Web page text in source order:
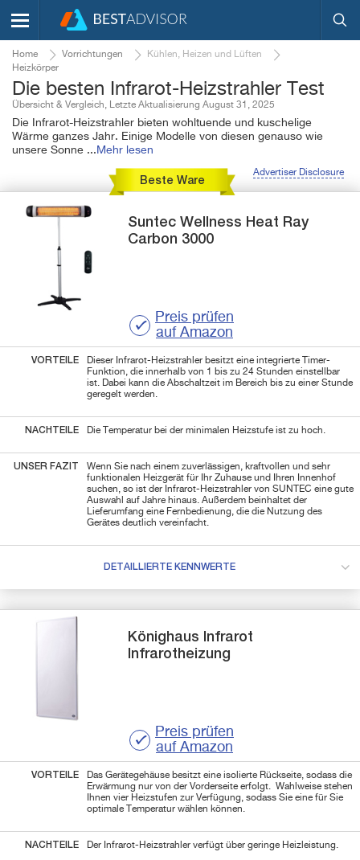
Home Vorrichtungen
Kühlen, Heizen und Lüften
Heizkörper
Die besten Infrarot-Heizstrahler Test
Übersicht & Vergleich, Letzte Aktualisierung August 31, 2025
Die Infrarot-Heizstrahler bieten wohltuende und kuschelige
Wärme ganzes Jahr. Einige Modelle von diesen genauso wie
unsere Sonne ... Mehr lesen
Advertiser Disclosure
Beste Ware
Suntec Wellness Heat Ray
Carbon 3000
Preis prüfen
auf Amazon
VORTEILE
Dieser Infrarot-Heizstrahler besitzt eine integrierte Timer-
Funktion, die innerhalb von 1 bis zu 24 Stunden einstellbar
ist. Dabei kann die Abschaltzeit im Bereich bis zu einer Stunde
geregelt werden.
NACHTEILE Die Temperatur bei der minimalen Heizstufe ist zu hoch.
UNSER FAZIT
Wenn Sie nach einem zuverlässigen, kraftvollen und sehr
funktionalen Heizgerät für Ihr Zuhause und Ihren Innenhof
suchen, so ist der Infrarot-Heizstrahler von SUNTEC eine gute
Auswahl auf Jahre hinaus. Außerdem beinhaltet der
Lieferumfang eine Fernbedienung, die die Nutzung des
Gerätes deutlich vereinfacht.
DETAILLIERTE KENNWERTE
Könighaus
Infrarot
Infrarotheizung
Preis prüfen
auf Amazon
VORTEILE
Das Gerätegehäuse besitzt eine isolierte Rückseite, sodass die
Erwärmung nur von der Vorderseite erfolgt. Wahlweise stehen
Ihnen vier Heizstufen zur Verfügung, sodass Sie eine für Sie
optimale Temperatur wählen können.
NACHTEILE Der Infrarot-Heizstrahler verfügt über geringe Heizleistung.